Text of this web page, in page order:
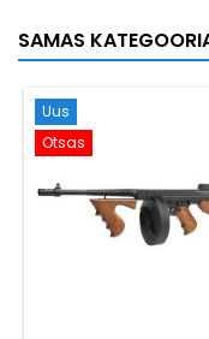
SAMAS
Uus
Otsas